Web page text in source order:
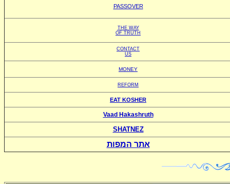
PASSOVER
THE WAY
OF TRUTH
CONTACT
US
MONEY
REFORM
EAT KOSHER
Vaad Hakashruth
SHATNEZ
אתר המפות